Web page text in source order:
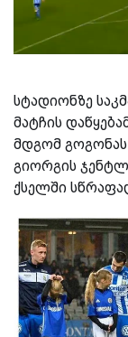
სტადიონზე
მატჩის
მდგომ
გიორგის
ქსელში